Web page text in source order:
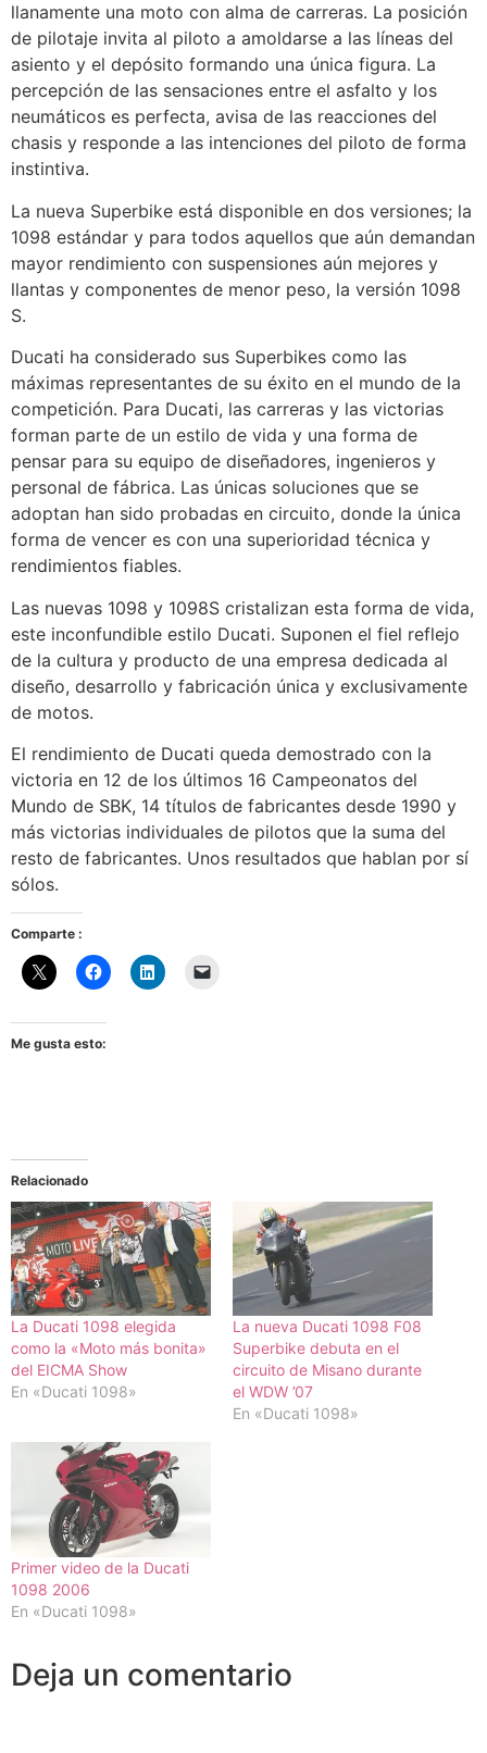
llanamente una moto con alma de carreras. La posición
de pilotaje invita al piloto a amoldarse a las líneas del
asiento y el depósito formando una única figura. La
percepción de las sensaciones entre el asfalto y los
neumáticos es perfecta, avisa de las reacciones del
chasis y responde a las intenciones del piloto de forma
instintiva.
La nueva Superbike está disponible en dos versiones; la
1098 estándar y para todos aquellos que aún demandan
mayor rendimiento con suspensiones aún mejores y
llantas y componentes de menor peso, la versión 1098
S.
Ducati ha considerado sus Superbikes como las
máximas representantes de su éxito en el mundo de la
competición. Para Ducati, las carreras y las victorias
forman parte de un estilo de vida y una forma de
pensar para su equipo de diseñadores, ingenieros y
personal de fábrica. Las únicas soluciones que se
adoptan han sido probadas en circuito, donde la única
forma de vencer es con una superioridad técnica y
rendimientos fiables.
Las nuevas 1098 y 1098S cristalizan esta forma de vida,
este inconfundible estilo Ducati. Suponen el fiel reflejo
de la cultura y producto de una empresa dedicada al
diseño, desarrollo y fabricación única y exclusivamente
de motos.
El rendimiento de Ducati queda demostrado con la
victoria en 12 de los últimos 16 Campeonatos del
Mundo de SBK, 14 títulos de fabricantes desde 1990 y
más victorias individuales de pilotos que la suma del
resto de fabricantes. Unos resultados que hablan por sí
sólos.
Comparte :
Me gusta esto:
Relacionado
La Ducati 1098 elegida
como la «Moto más bonita»
del EICMA Show
En «Ducati 1098»
La nueva Ducati 1098 F08
Superbike debuta en el
circuito de Misano durante
el WDW ’07
En «Ducati 1098»
Primer video de la Ducati
1098 2006
En «Ducati 1098»
Deja un comentario